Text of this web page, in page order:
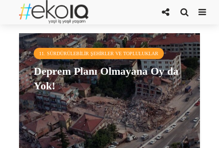
deprem planı
11. SÜRDÜRÜLEBILIR ŞEHIRLER VE TOPLULUKLAR
Deprem Planı Olmayana Oy da
Yok!